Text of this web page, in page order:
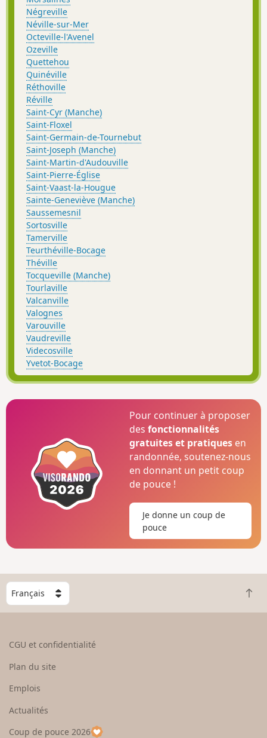
Négreville
Néville-sur-Mer
Octeville-l'Avenel
Ozeville
Quettehou
Quinéville
Réthoville
Réville
Saint-Cyr (Manche)
Saint-Floxel
Saint-Germain-de-Tournebut
Saint-Joseph (Manche)
Saint-Martin-d'Audouville
Saint-Pierre-Église
Saint-Vaast-la-Hougue
Sainte-Geneviève (Manche)
Saussemesnil
Sortosville
Tamerville
Teurthéville-Bocage
Théville
Tocqueville (Manche)
Tourlaville
Valcanville
Valognes
Varouville
Vaudreville
Videcosville
Yvetot-Bocage
Pour continuer à proposer
desfonctionnalités
gratuites et pratiques en
randonnée, soutenez-nous
en donnant un petit coup
de pouce !
Je donne un coup de
pouce
C
h
o
e
u
R
e
CGU et confidentialité
Plan du site
Emplois
Actualités
Coup de pouce 2026